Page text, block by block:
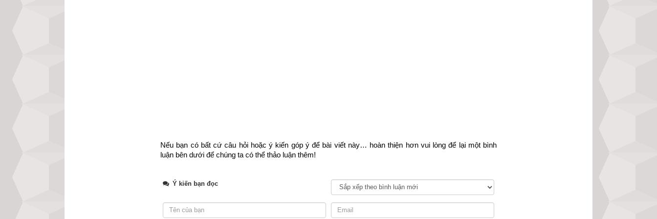
Giờ sinh
Nếu bạn có bất cứ câu hỏi hoặc ý kiến góp ý để bài viết này… hoàn thiện hơn vui lòng để lại một bình
luận bên dưới để chúng ta có thể thảo luận thêm!
Ý kiến bạn đọc